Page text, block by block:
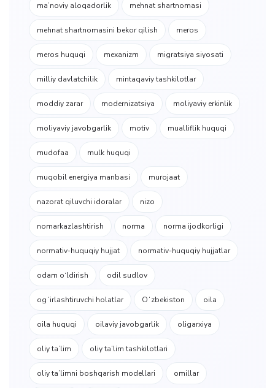
maʼnoviy aloqadorlik mehnat shartnomasi
mehnat shartnomasini bekor qilish meros
meros huquqi mexanizm migratsiya siyosati
milliy davlatchilik mintaqaviy tashkilotlar
moddiy zarar modernizatsiya moliyaviy erkinlik
moliyaviy javobgarlik motiv mualliflik huquqi
mudofaa mulk huquqi
muqobil energiya manbasi murojaat
nazorat qiluvchi idoralar nizo
nomarkazlashtirish norma norma ijodkorligi
normativ-huquqiy hujjat normativ-huquqiy hujjatlar
odam o‘ldirish odil sudlov
ogʻirlashtiruvchi holatlar Oʻzbekiston oila
oila huquqi oilaviy javobgarlik oligarxiya
oliy taʼlim oliy taʼlim tashkilotlari
oliy taʼlimni boshqarish modellari omillar